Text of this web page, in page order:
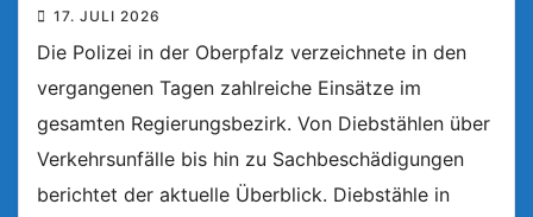
17. JULI 2026
Die Polizei in der Oberpfalz verzeichnete in den
vergangenen Tagen zahlreiche Einsätze im
gesamten Regierungsbezirk. Von Diebstählen über
Verkehrsunfälle bis hin zu Sachbeschädigungen
berichtet der aktuelle Überblick. Diebstähle in